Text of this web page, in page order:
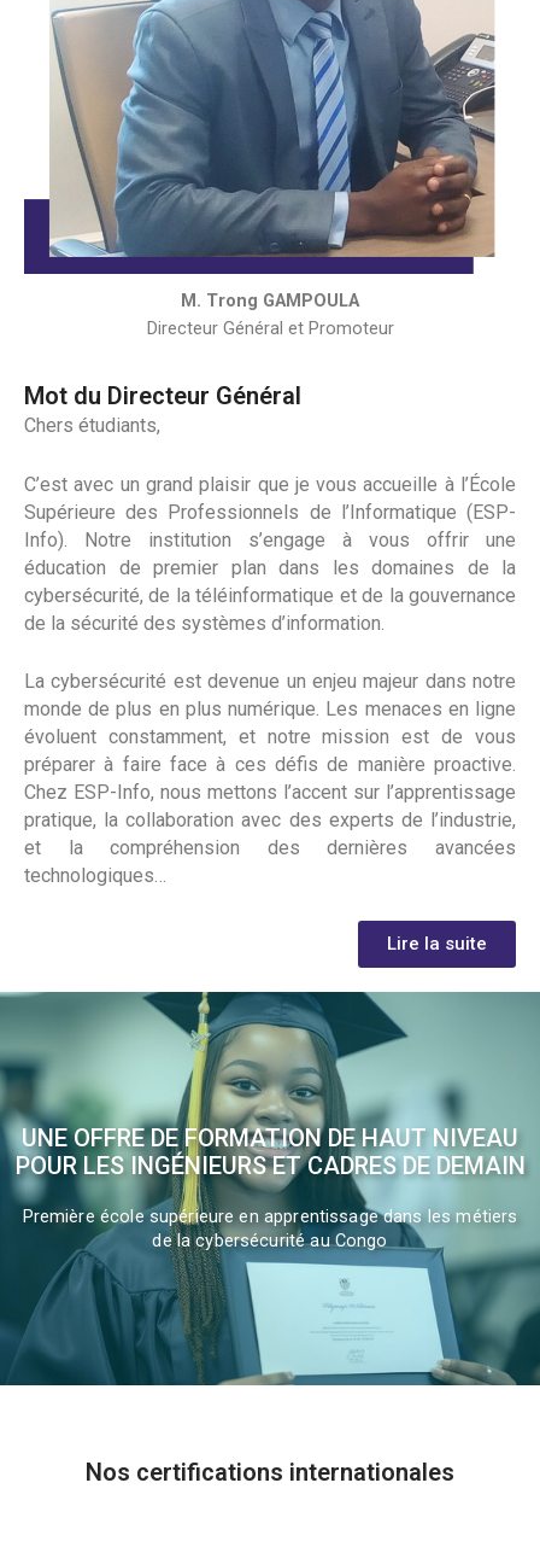
M. Trong GAMPOULA
Directeur Général et Promoteur
Mot du Directeur Général
Chers étudiants,
C’est avec un grand plaisir que je vous accueille à l’École
Supérieure des Professionnels de l’Informatique (ESP-
Info). Notre institution s’engage à vous offrir une
éducation de premier plan dans les domaines de la
cybersécurité, de la téléinformatique et de la gouvernance
de la sécurité des systèmes d’information.
La cybersécurité est devenue un enjeu majeur dans notre
monde de plus en plus numérique. Les menaces en ligne
évoluent constamment, et notre mission est de vous
préparer à faire face à ces défis de manière proactive.
Chez ESP-Info, nous mettons l’accent sur l’apprentissage
pratique, la collaboration avec des experts de l’industrie,
et la compréhension des dernières avancées
technologiques…
Lire la suite
UNE OFFRE DE FORMATION DE HAUT NIVEAU
POUR LES INGÉNIEURS ET CADRES DE DEMAIN
Première école supérieure en apprentissage dans les métiers
de la cybersécurité au Congo
Nos certifications internationales